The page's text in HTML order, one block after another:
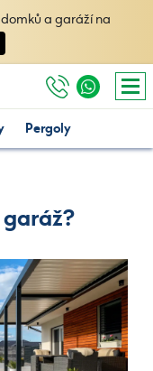
a garáží na
Pergoly